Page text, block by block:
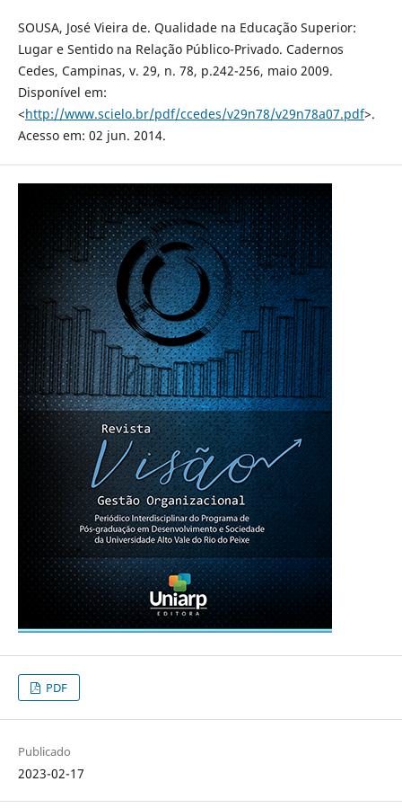
SOUSA, José Vieira de. Qualidade na Educação Superior:
Lugar e Sentido na Relação Público-Privado. Cadernos
Cedes, Campinas, v. 29, n. 78, p.242-256, maio 2009.
Disponível em:
<http://www.scielo.br/pdf/ccedes/v29n78/v29n78a07.pdf>.
Acesso em: 02 jun. 2014.
PDF
Publicado
2023-02-17